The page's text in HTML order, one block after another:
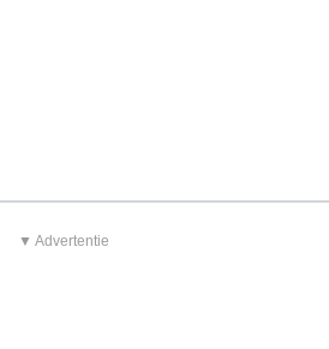
▼ Advertentie